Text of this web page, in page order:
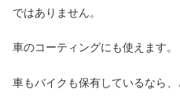
ではありません。
車のコーティングにも使えます。
車もバイクも保有しているなら、